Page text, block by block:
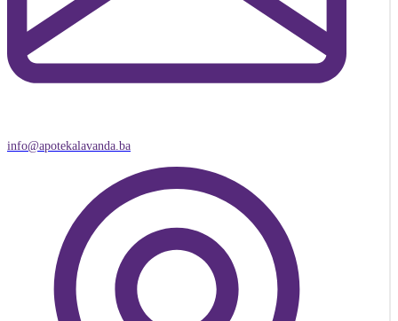
info@apotekalavanda.ba